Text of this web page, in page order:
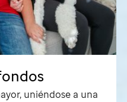
uniéndose a una